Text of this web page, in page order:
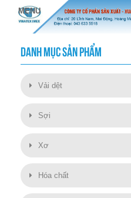
DANH MỤC SẢN PHẨM
Vải dệt
Sợi
Xơ
Hóa chất